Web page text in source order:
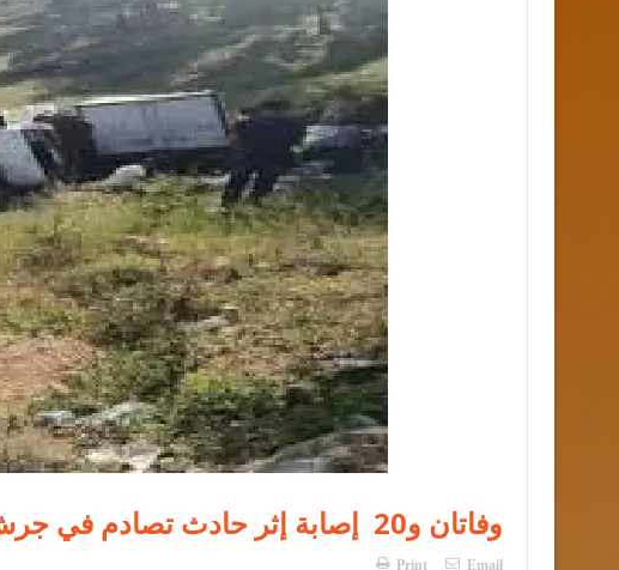
وفاتان و20 إصابة إثر حادث تصادم في جرش
Print Email